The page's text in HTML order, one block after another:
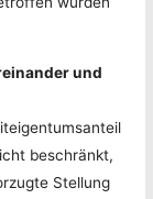
und
beschränkt,
Stellung